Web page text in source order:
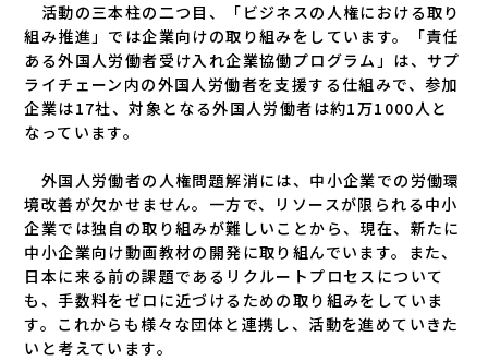
活動の三本柱の二つ目、「ビジネスの人権における取り
組み推進」では企業向けの取り組みをしています。「責任
ある外国人労働者受け入れ企業協働プログラム」は、サプ
ライチェーン内の外国人労働者を支援する仕組みで、参加
企業は17社、対象となる外国人労働者は約1万1000人と
なっています。
外国人労働者の人権問題解消には、中小企業での労働環
境改善が欠かせません。一方で、リソースが限られる中小
企業では独自の取り組みが難しいことから、現在、新たに
中小企業向け動画教材の開発に取り組んでいます。また、
日本に来る前の課題であるリクルートプロセスについて
も、手数料をゼロに近づけるための取り組みをしていま
す。これからも様々な団体と連携し、活動を進めていきた
いと考えています。